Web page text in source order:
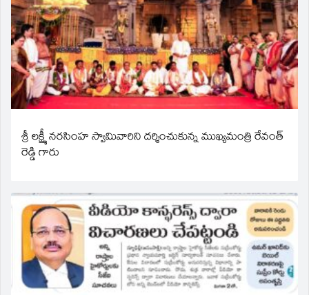
శ్రీ లక్ష్మీ నరసింహ స్వామివారిని దర్శించుకున్న ముఖ్యమంత్రి రేవంత్
రెడ్డి గారు